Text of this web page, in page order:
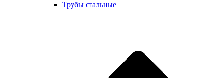
Трубы стальные